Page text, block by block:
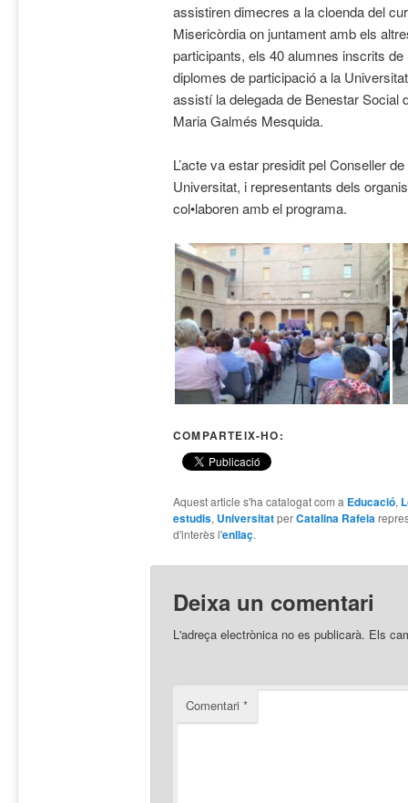
assistiren dimecres a la cloenda del
Misericòrdia on juntament amb els
participants, els 40 alumnes inscrits
diplomes de participació a la
assistí la delegada de Benestar Social
Maria Galmés Mesquida.
L’acte va estar presidit pel Conseller
Universitat, i representants dels
col•laboren amb el programa.
COMPARTEIX-HO:
Aquest article s'ha catalogat com a Educació,
estudis, UniversitatperCatalina Rafela
d'interès l'enllaç.
Deixa un comentari
L'adreça electrònica no es publicarà. Els
Comentari *